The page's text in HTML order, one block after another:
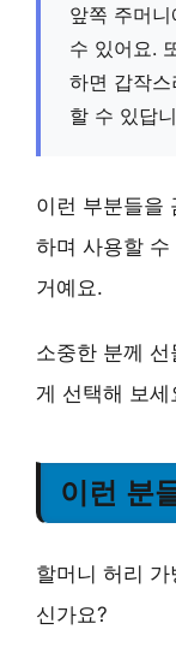
앞쪽 주머
수 있어요.
하면 갑작
할 수 있답
이런 부분들을
하며 사용할
거예요.
소중한 분께
게 선택해 보세
이런 분
할머니 허리
신가요?